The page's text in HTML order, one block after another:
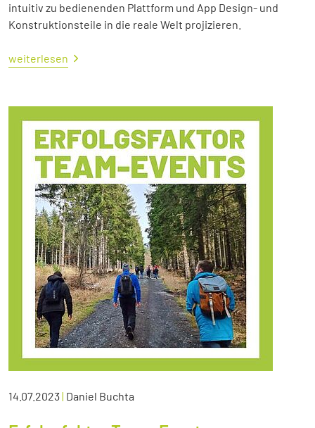
intuitiv zu bedienenden Plattform und App Design- und
Konstruktionsteile in die reale Welt projizieren.
weiterlesen
14.07.2023| Daniel Buchta